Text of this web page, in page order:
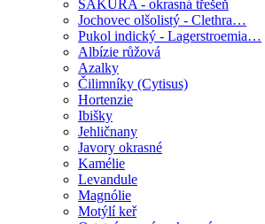
SAKURA - okrasná třešeň
Jochovec olšolistý - Clethra…
Pukol indický - Lagerstroemia…
Albízie růžová
Azalky
Čilimníky (Cytisus)
Hortenzie
Ibišky
Jehličnany
Javory okrasné
Kamélie
Levandule
Magnólie
Motýlí keř